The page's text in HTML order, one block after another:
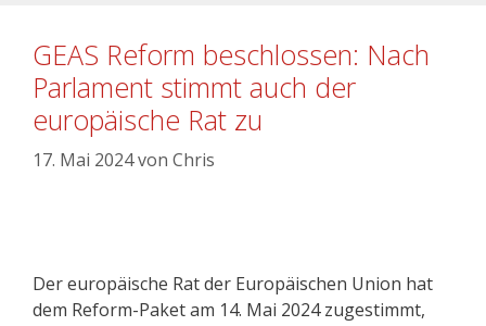
GEAS Reform beschlossen: Nach
Parlament stimmt auch der
europäische Rat zu
17. Mai 2024von Chris
Der europäische Rat der Europäischen Union hat
dem Reform-Paket am 14. Mai 2024 zugestimmt,